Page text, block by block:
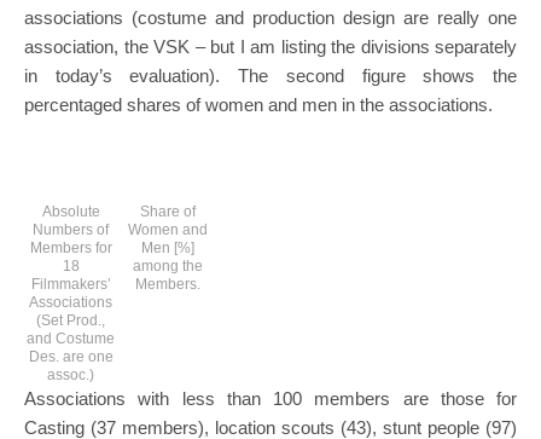
associations (costume and production design are really one
association, the VSK – but I am listing the divisions separately
in today’s evaluation). The second figure shows the
percentaged shares of women and men in the associations.
Absolute
Numbers of
Members for
18
Filmmakers’
Associations
(Set Prod.,
and Costume
Des. are one
assoc.)
Share of
Women and
Men [%]
among the
Members.
Associations with less than 100 members are those for
Casting (37 members), location scouts (43), stunt people (97)